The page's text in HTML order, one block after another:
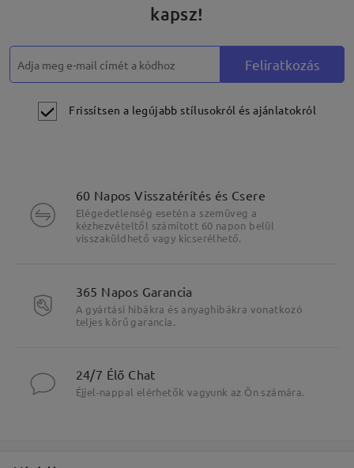
Fő jellemzők kiemelése
kapsz!
Feliratkozás
Frissítsen a legújabb stílusokról és ajánlatokról
60 Napos Visszatérítés és Csere
Elégedetlenség esetén a szemüveg a
kézhezvételtől számított 60 napon belül
visszaküldhető vagy kicserélhető.
365 Napos Garancia
A gyártási hibákra és anyaghibákra vonatkozó
teljes körű garancia.
24/7 Élő Chat
Éjjel-nappal elérhetők vagyunk az Ön számára.